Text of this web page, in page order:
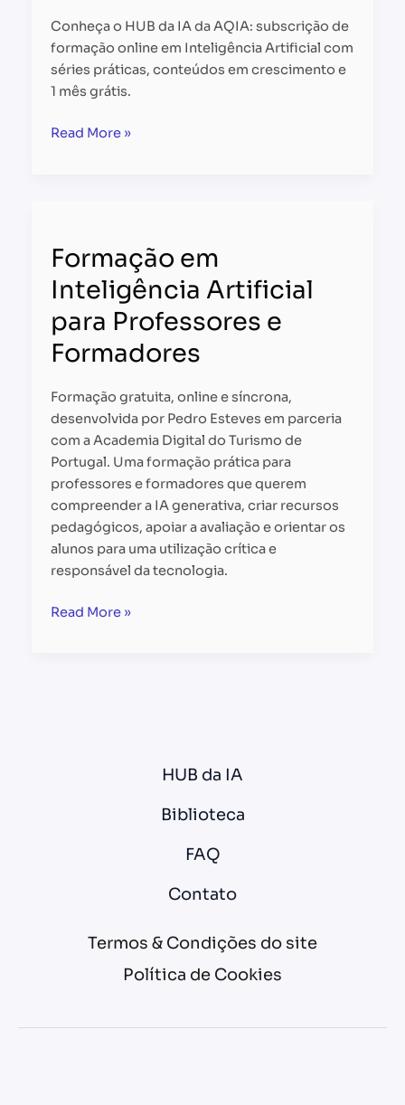
Conheça o HUB da IA da AQIA: subscrição de
formação online em Inteligência Artificial com
séries práticas, conteúdos em crescimento e
1 mês grátis.
Inteligência
Artificial
Read More »
Formação em
Inteligência Artificial
para Professores e
Formadores
Formação gratuita, online e síncrona,
desenvolvida por Pedro Esteves em parceria
com a Academia Digital do Turismo de
Portugal. Uma formação prática para
professores e formadores que querem
compreender a IA generativa, criar recursos
pedagógicos, apoiar a avaliação e orientar os
alunos para uma utilização crítica e
responsável da tecnologia.
Inteligência
para
Professores
e
Formadores
Read More »
HUB da IA
Biblioteca
FAQ
Contato
Termos & Condições do site
Política de Cookies